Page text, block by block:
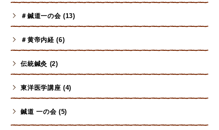
＃鍼道一の会 (13)
＃黄帝内経 (6)
伝統鍼灸 (2)
東洋医学講座 (4)
鍼道 一の会 (5)